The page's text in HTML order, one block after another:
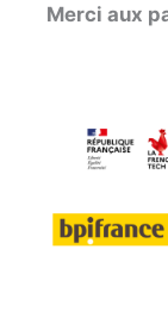
Merci aux